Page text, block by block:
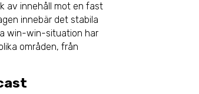
av innehåll mot en fast
innebär det stabila
win-win-situation har
områden, från